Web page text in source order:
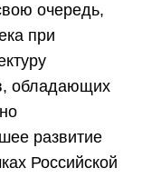
очередь,
при
обладающих
развитие
Российской